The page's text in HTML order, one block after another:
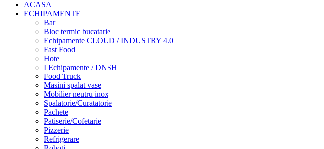
ACASA
ECHIPAMENTE
Bar
Bloc termic bucatarie
Echipamente CLOUD / INDUSTRY 4.0
Fast Food
Hote
I Echipamente / DNSH
Food Truck
Masini spalat vase
Mobilier neutru inox
Spalatorie/Curatatorie
Pachete
Patiserie/Cofetarie
Pizzerie
Refrigerare